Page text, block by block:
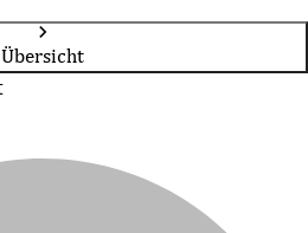
Übersicht